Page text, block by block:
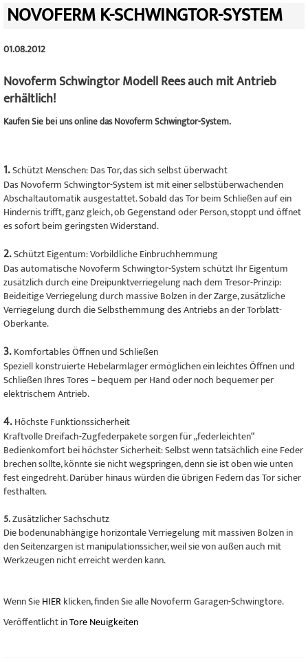
NOVOFERM K-SCHWINGTOR-SYSTEM
01.08.2012
Novoferm Schwingtor Modell Rees auch mit Antrieb
erhältlich!
Kaufen Sie bei uns online das Novoferm Schwingtor-System.
1.Schützt Menschen: Das Tor, das sich selbst überwacht
Das Novoferm Schwingtor-System ist mit einer selbstüberwachenden
Abschaltautomatik ausgestattet. Sobald das Tor beim Schließen auf ein
Hindernis trifft, ganz gleich, ob Gegenstand oder Person, stoppt und öffnet
es sofort beim geringsten Widerstand.
2.Schützt Eigentum: Vorbildliche Einbruchhemmung
Das automatische Novoferm Schwingtor-System schützt Ihr Eigentum
zusätzlich durch eine Dreipunktverriegelung nach dem Tresor-Prinzip:
Beideitige Verriegelung durch massive Bolzen in der Zarge, zusätzliche
Verriegelung durch die Selbsthemmung des Antriebs an der Torblatt-
Oberkante.
3. Komfortables Öffnen und Schließen
Speziell konstruierte Hebelarmlager ermöglichen ein leichtes Öffnen und
Schließen Ihres Tores – bequem per Hand oder noch bequemer per
elektrischem Antrieb.
4. Höchste Funktionssicherheit
Kraftvolle Dreifach-Zugfederpakete sorgen für „federleichten“
Bedienkomfort bei höchster Sicherheit: Selbst wenn tatsächlich eine Feder
brechen sollte, könnte sie nicht wegspringen, denn sie ist oben wie unten
fest eingedreht. Darüber hinaus würden die übrigen Federn das Tor sicher
festhalten.
5.Zusätzlicher Sachschutz
Die bodenunabhängige horizontale Verriegelung mit massiven Bolzen in
den Seitenzargen ist manipulationssicher, weil sie von außen auch mit
Werkzeugen nicht erreicht werden kann.
Wenn SieHIER klicken, finden Sie alle Novoferm Garagen-Schwingtore.
Veröffentlicht inTore Neuigkeiten